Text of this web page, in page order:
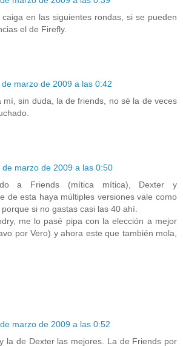
en las siguientes rondas, si se pueden
el de Firefly.
de marzo de 2009 a las 0:42
mí, sin duda, la de friends, no sé la de veces
de marzo de 2009 a las 0:50
a Friends (mítica mítica), Dexter y
de esta haya múltiples versiones vale como
si no gastas casi las 40 ahí.
me lo pasé pipa con la elección a mejor
por Vero) y ahora este que también mola,
marzo de 2009 a las 0:52
la de Dexter las mejores. La de Friends por